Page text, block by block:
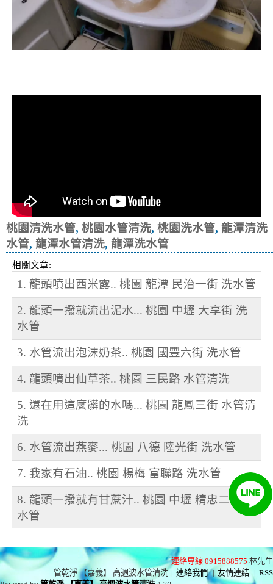
桃園清洗水管, 桃園水管清洗, 桃園洗水管, 龍潭清洗
水管, 龍潭水管清洗, 龍潭洗水管
相關文章:
1. 龍頭噴出西米露.. 桃園 龍潭 民治一街 洗水管
2. 龍頭一撥就流出泥水... 桃園 中壢 大享街 洗
水管
3. 水管流出泡沫奶茶.. 桃園 國豐六街 洗水管
4. 龍頭噴出仙草茶.. 桃園 三民路 水管清洗
5. 還在用這麼髒的水嗎... 桃園 龍鳳三街 水管清
洗
6. 水管流出燕麥... 桃園 八德 陸光街 洗水管
7. 我家有石油.. 桃園 楊梅 富聯路 洗水管
8. 龍頭一撥就有甘蔗汁.. 桃園 中壢 精忠二街 洗
水管
連絡專線 0915888575 林先生
管乾淨 【嘉義】 高週波水管清洗 | 連絡我們 | 友情連結 | RSS